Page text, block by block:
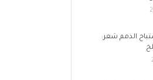
الذمم شعر: